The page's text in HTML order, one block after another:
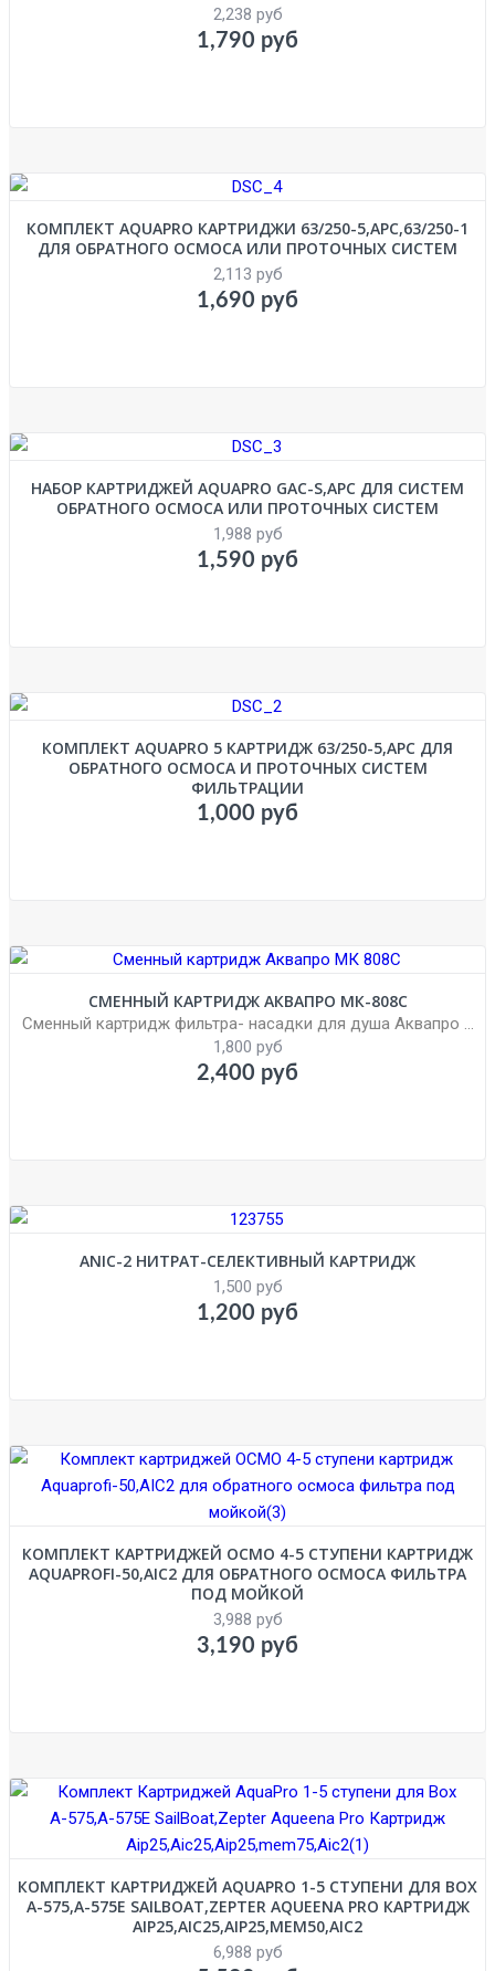
2,238 руб
1,790 руб
КОМПЛЕКТ AQUAPRO КАРТРИДЖИ 63/250-5,APC,63/250-1
ДЛЯ ОБРАТНОГО ОСМОСА ИЛИ ПРОТОЧНЫХ СИСТЕМ
2,113 руб
1,690 руб
НАБОР КАРТРИДЖЕЙ AQUAPRO GAC-S,APC ДЛЯ СИСТЕМ
ОБРАТНОГО ОСМОСА ИЛИ ПРОТОЧНЫХ СИСТЕМ
1,988 руб
1,590 руб
КОМПЛЕКТ AQUAPRO 5 КАРТРИДЖ 63/250-5,APC ДЛЯ
ОБРАТНОГО ОСМОСА И ПРОТОЧНЫХ СИСТЕМ
ФИЛЬТРАЦИИ
1,000 руб
СМЕННЫЙ КАРТРИДЖ АКВАПРО МК-808C
Сменный картридж фильтра- насадки для душа Аквапро ...
1,800 руб
2,400 руб
ANIC-2 НИТРАТ-СЕЛЕКТИВНЫЙ КАРТРИДЖ
1,500 руб
1,200 руб
КОМПЛЕКТ КАРТРИДЖЕЙ ОСМО 4-5 СТУПЕНИ КАРТРИДЖ
AQUAPROFI-50,AIC2 ДЛЯ ОБРАТНОГО ОСМОСА ФИЛЬТРА
ПОД МОЙКОЙ
3,988 руб
3,190 руб
КОМПЛЕКТ КАРТРИДЖЕЙ AQUAPRO 1-5 СТУПЕНИ ДЛЯ BOX
А-575,А-575Е SAILBOAT,ZEPTER AQUEENA PRO КАРТРИДЖ
AIP25,AIC25,AIP25,MEM50,AIC2
6,988 руб